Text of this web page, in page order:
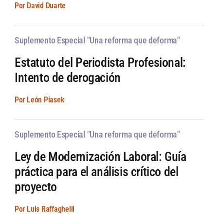
Por David Duarte
Suplemento Especial "Una reforma que deforma"
Estatuto del Periodista Profesional:
Intento de derogación
Por León Piasek
Suplemento Especial "Una reforma que deforma"
Ley de Modernización Laboral: Guía
práctica para el análisis crítico del
proyecto
Por Luis Raffaghelli